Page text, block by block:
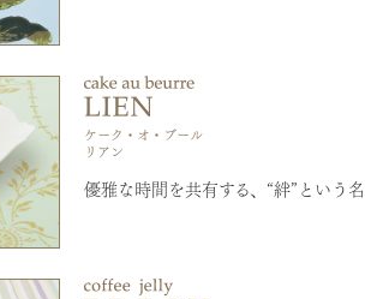
優雅な時間を共有する、“絆”という